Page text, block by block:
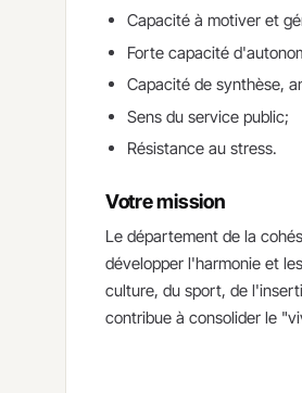
Capacité à motiver et
Forte capacité
Capacité de synthèse,
Sens du service public;
Résistance au stress.
Votre mission
​Le département de la
développer l'harmonie et
culture, du sport, de
contribue à consolider le